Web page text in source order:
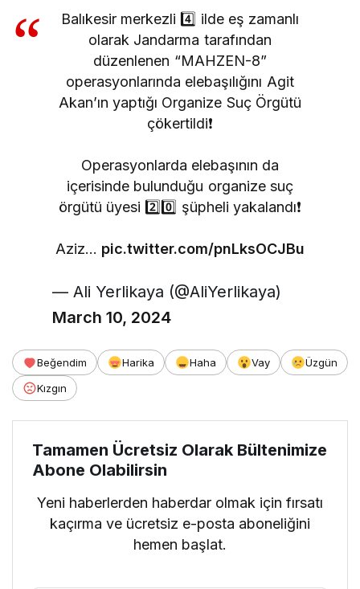
Balıkesir merkezli 4️⃣ ilde eş zamanlı
olarak Jandarma tarafından
düzenlenen “MAHZEN-8”
operasyonlarında elebaşılığını Agit
Akan’ın yaptığı Organize Suç Örgütü
çökertildi❗️
Operasyonlarda elebaşının da
içerisinde bulunduğu organize suç
örgütü üyesi 2️⃣0️⃣ şüpheli yakalandı❗️
Aziz… pic.twitter.com/pnLksOCJBu
— Ali Yerlikaya (@AliYerlikaya)
March 10, 2024
Beğendim Harika Haha Vay
Üzgün
Kızgın
Tamamen Ücretsiz Olarak Bültenimize
Abone Olabilirsin
Yeni haberlerden haberdar olmak için fırsatı
kaçırma ve ücretsiz e-posta aboneliğini
hemen başlat.